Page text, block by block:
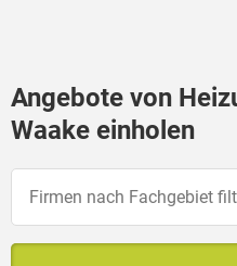
Angebote von
Waake einholen